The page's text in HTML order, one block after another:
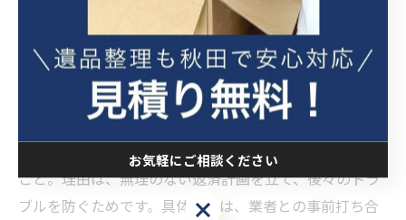
と連携することが成功の鍵となります。
分割払い利用時の注意点と支払い方法
ごみ屋敷片付けの費用負担が大きい場合、分割払いの活
用が一つの選択肢となります。ポイントは、契約前に分
割払いの条件や手数料、支払い回数をしっかり確認する
こと。理由は、無理のない返済計画を立て、後々のトラ
ブルを防ぐためです。具体的には、業者との事前打ち合
お気軽にご相談ください
お気軽にご相談ください